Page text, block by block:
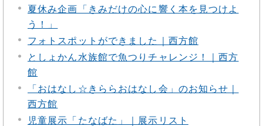
夏休み企画「きみだけの心に響く本を見つけよ
う！」
フォトスポットができました｜西方館
としょかん水族館で魚つりチャレンジ！｜西方
館
「おはなし☆きららおはなし会」のお知らせ｜
西方館
児童展示「たなばた」｜展示リスト